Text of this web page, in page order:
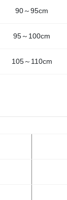
90～95cm
95～100cm
105～110cm